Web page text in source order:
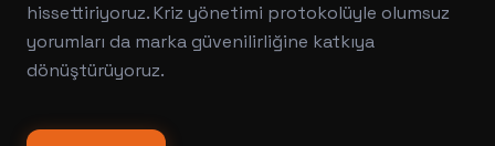
hissettiriyoruz. Kriz yönetimi protokolüyle olumsuz
yorumları da marka güvenilirliğine katkıya
dönüştürüyoruz.